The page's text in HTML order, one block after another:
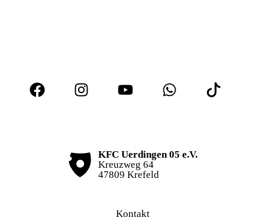
KFC Uerdingen 05 e.V.
Kreuzweg 64
47809 Krefeld
Kontakt